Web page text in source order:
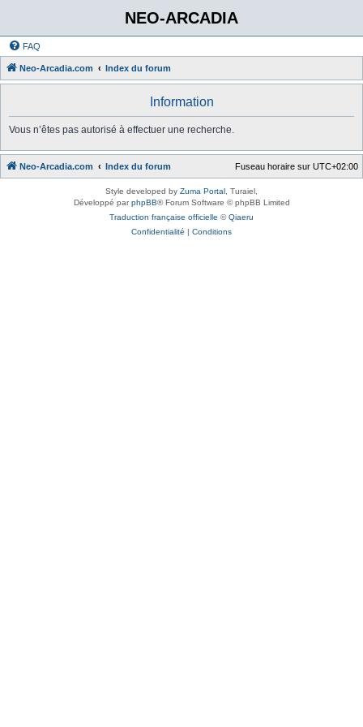
NEO-ARCADIA
FAQ
Neo-Arcadia.com Index du forum
Information
Vous n’êtes pas autorisé à effectuer une recherche.
Neo-Arcadia.com Index du forum Fuseau horaire sur UTC+02:00
Style developed by Zuma Portal , Turaiel,
Développé parphpBB® Forum Software © phpBB Limited
Traduction française officielle ©Qiaeru
Confidentialité | Conditions